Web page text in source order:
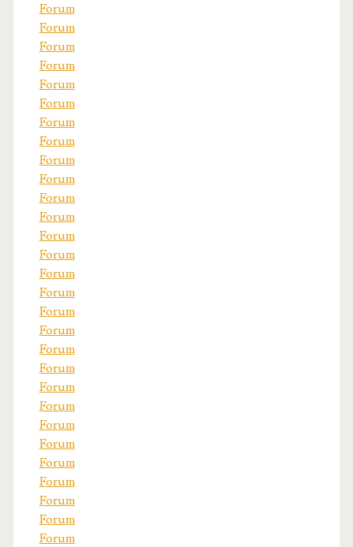
Forum
Forum
Forum
Forum
Forum
Forum
Forum
Forum
Forum
Forum
Forum
Forum
Forum
Forum
Forum
Forum
Forum
Forum
Forum
Forum
Forum
Forum
Forum
Forum
Forum
Forum
Forum
Forum
Forum